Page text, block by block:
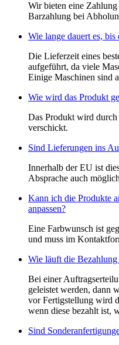
Wir bieten eine
Barzahlung bei
Wie lange dauert es,
Die Lieferzeit eines
aufgeführt, da viele
Einige Maschinen sind
Wie wird das Produkt
Das Produkt wird durch
verschickt.
Sind Lieferungen ins
Innerhalb der EU ist
Absprache auch
Kann ich die Produkte
anpassen?
Eine Farbwunsch ist
und muss im
Wie läuft die Bezahlung
Bei einer
geleistet werden, dann
vor Fertigstellung wird
wenn diese bezahlt ist,
Sind